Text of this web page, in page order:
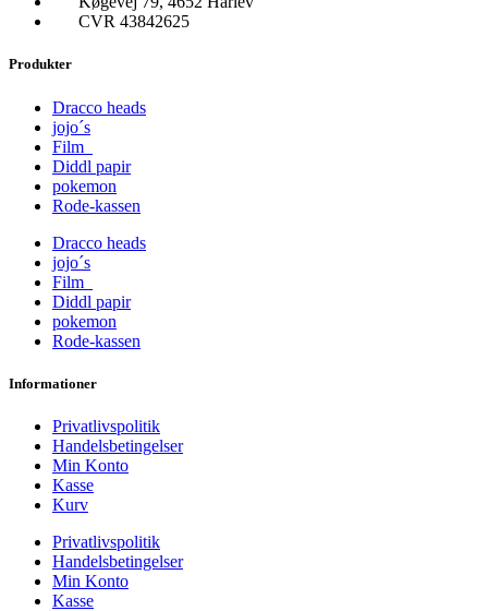
CVR 43842625
Produkter
Dracco heads
jojo´s
Film
Diddl papir
pokemon
Rode-kassen
Dracco heads
jojo´s
Film
Diddl papir
pokemon
Rode-kassen
Informationer
Privatlivspolitik
Handelsbetingelser
Min Konto
Kasse
Kurv
Privatlivspolitik
Handelsbetingelser
Min Konto
Kasse